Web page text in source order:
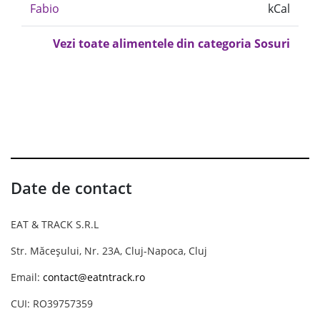
Fabio
kCal
Vezi toate alimentele din categoria Sosuri
Date de contact
EAT & TRACK S.R.L
Str. Măceșului, Nr. 23A, Cluj-Napoca, Cluj
Email: contact@eatntrack.ro
CUI: RO39757359